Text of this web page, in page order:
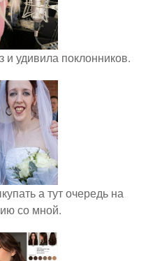
и удивила поклонников.
а тут очередь на
со мной.